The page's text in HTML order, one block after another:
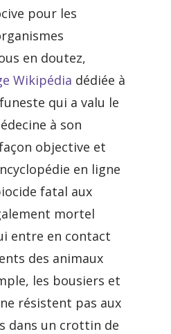
pour les
en doutez,
Wikipédia dédiée à
qui a valu le
à son
objective et
en ligne
fatal aux
mortel
entre en contact
des animaux
les bousiers et
résistent pas aux
dans un crottin de